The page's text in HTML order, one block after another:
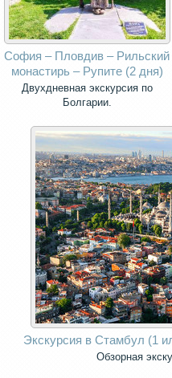
София – Пловдив – Рильский
монастирь – Рупите (2 дня)
Двухдневная экскурсия по
Болгарии.
Экскурсия в Стамбул (1
Обзoрная